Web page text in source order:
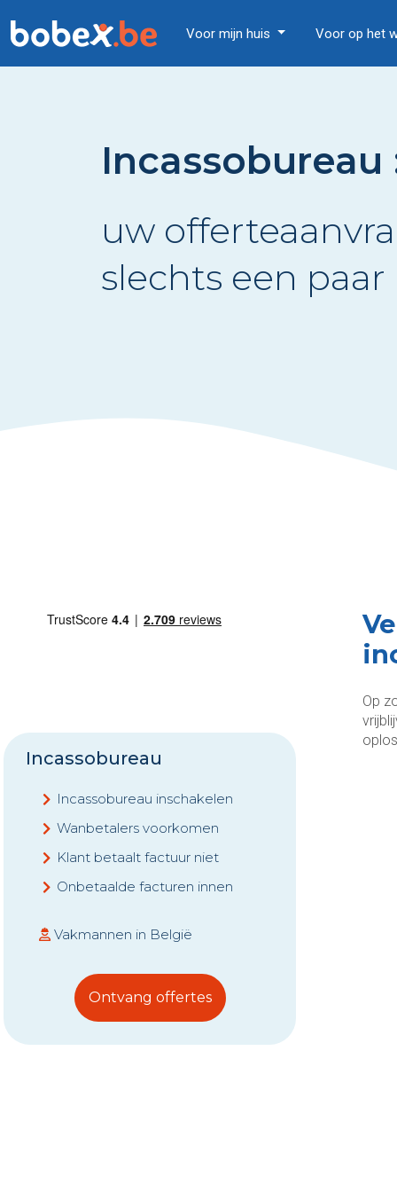
Voor mijn huis Voor op het
Incassobureau
uw
slechts een paar
Incassobureau
Incassobureau inschakelen
Wanbetalers voorkomen
Klant betaalt factuur niet
Onbetaalde facturen innen
Vakmannen in België
Ontvang offertes
Op